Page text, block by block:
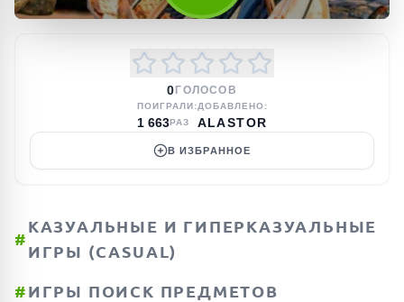
0 ГОЛОСОВ
ПОИГРАЛИ:
1 663РАЗ
ДОБАВЛЕНО:
ALASTOR
В ИЗБРАННОЕ
#
КАЗУАЛЬНЫЕ И ГИПЕРКАЗУАЛЬНЫЕ
ИГРЫ (CASUAL)
#ИГРЫ ПОИСК ПРЕДМЕТОВ